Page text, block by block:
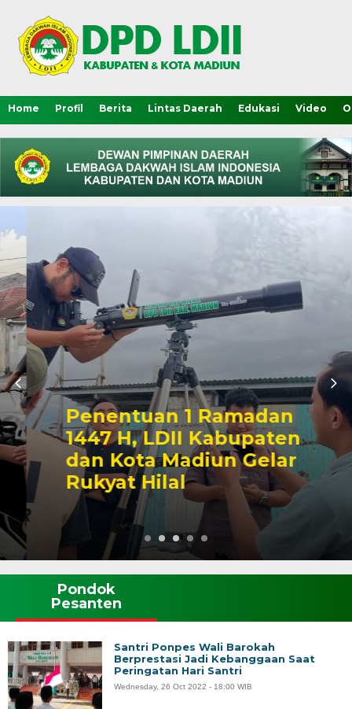
Home Profil Berita Lintas Daerah Edukasi Video
Penentuan 1 Ramadan
1447 H, LDII Kabupaten
dan Kota Madiun Gelar
Rukyat Hilal
Pondok
Pesanten
Santri Ponpes Wali Barokah
Berprestasi Jadi Kebanggaan Saat
Peringatan Hari Santri
Wednesday, 26 Oct 2022 - 18:00 WIB